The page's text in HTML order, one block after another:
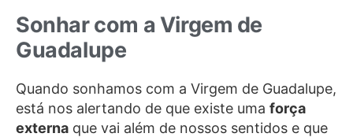
Sonhar com a Virgem de
Guadalupe
Quando sonhamos com a Virgem de Guadalupe,
está nos alertando de que existe uma força
externa que vai além de nossos sentidos e que